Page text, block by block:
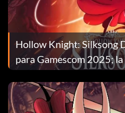
Hollow Knight: Silksong
para Gamescom 2025;
lanzamiento se estrecha